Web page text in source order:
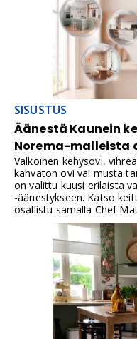
SISUSTUS
Äänestä Kaunein
Norema-malleista
Valkoinen kehysovi,
kahvaton ovi vai musta
on valittu kuusi erilaista
-äänestykseen. Katso
osallistu samalla Chef
arvontaan. Palkinnon